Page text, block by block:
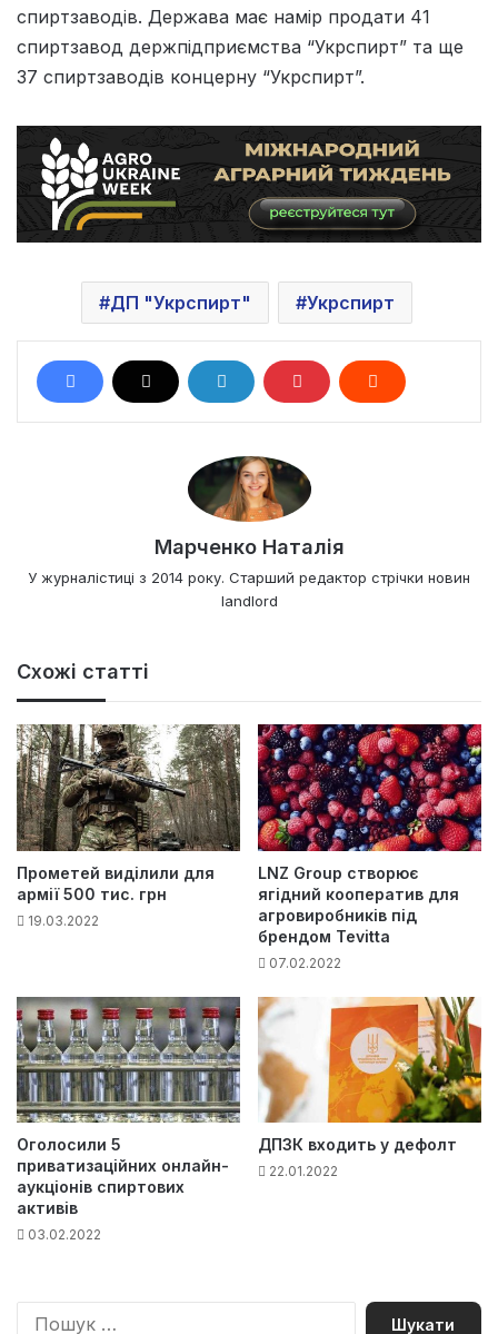
спиртзаводів. Держава має намір продати 41
спиртзавод держпідприємства “Укрспирт” та ще
37 спиртзаводів концерну “Укрспирт”.
ДП "Укрспирт" Укрспирт
Марченко Наталія
У журналістиці з 2014 року. Старший редактор стрічки новин
landlord
Схожі статті
Прометей виділили для
армії 500 тис. грн
19.03.2022
LNZ Group створює
ягідний кооператив для
агровиробників під
брендом Tevitta
07.02.2022
Оголосили 5
приватизаційних онлайн-
аукціонів спиртових
активів
03.02.2022
ДПЗК входить у дефолт
22.01.2022
П